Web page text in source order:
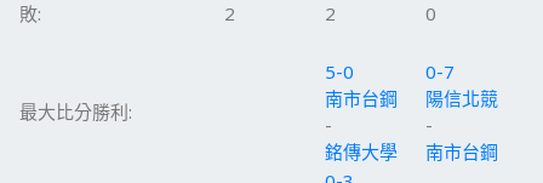
敗:
2 2 0
最大比分勝利:
5-0
南市台鋼
-
銘傳大學
0-7
陽信北競
-
南市台鋼